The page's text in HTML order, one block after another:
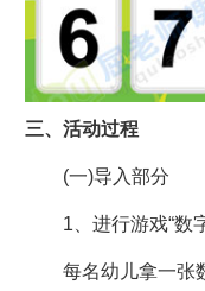
三、活动过程
(一)导入部分
1、进行游戏“数
每名幼儿拿一张数